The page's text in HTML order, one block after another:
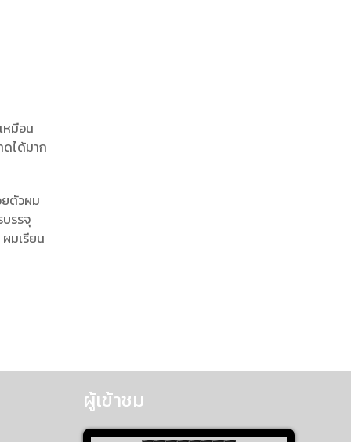
หมือน
ดได้มาก
ยตัวผม
รรจุ
มเรียน
ผู้เข้าชม